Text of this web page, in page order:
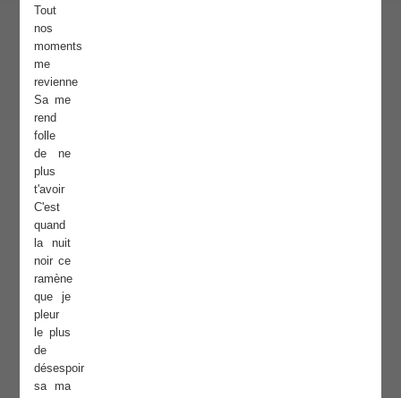
Tout
nos
moments
me
revienne
Sa me
rend
folle
de ne
plus
t'avoir
C'est
quand
la nuit
noir ce
ramène
que je
pleur
le plus
de
désespoir
sa ma